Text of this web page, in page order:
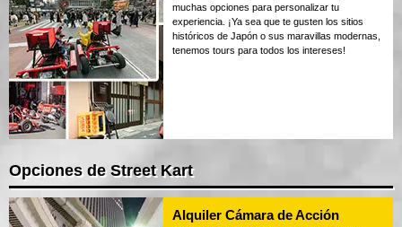
muchas opciones para personalizar tu
experiencia. ¡Ya sea que te gusten los sitios
históricos de Japón o sus maravillas modernas,
tenemos tours para todos los intereses!
Opciones de Street Kart
Alquiler Cámara de Acción